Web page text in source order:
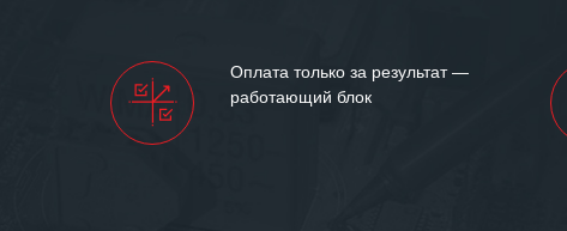
Оплата только за результат —
работающий блок